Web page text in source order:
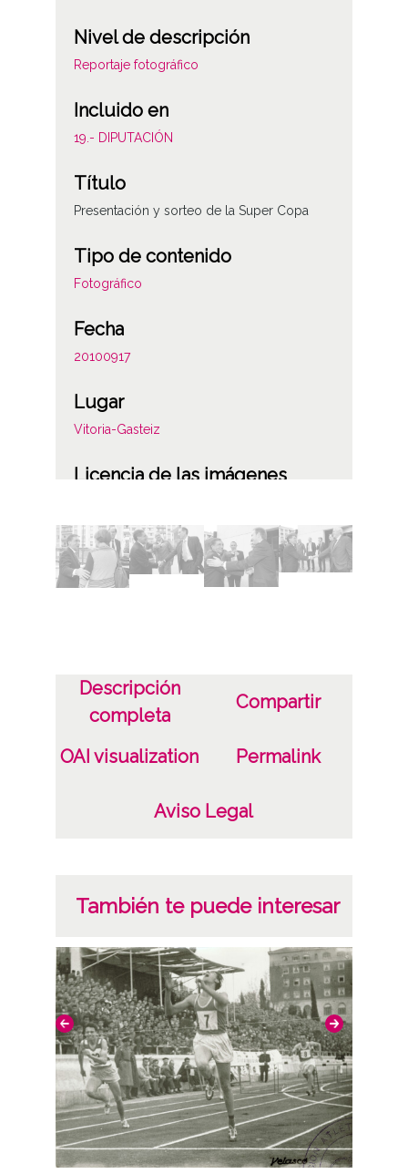
Nivel de descripción
Reportaje fotográfico
Incluido en
19.- DIPUTACIÓN
Título
Presentación y sorteo de la Super Copa
Tipo de contenido
Fotográfico
Fecha
20100917
Lugar
Vitoria-Gasteiz
Licencia de las imágenes
Identificador
ES.01059.ATHA.DIP.OD.29267-29334
Descripción
completa
Compartir
OAI visualization Permalink
Aviso Legal
También te puede interesar